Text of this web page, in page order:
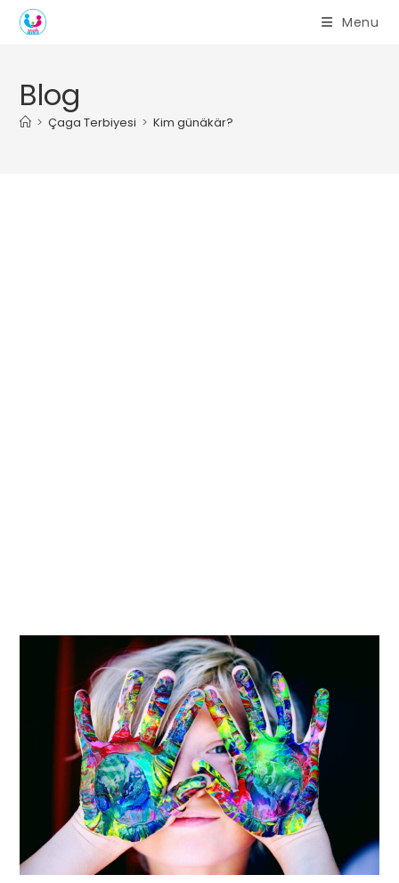
Skip
Menu
Blog
> Çaga Terbiyesi > Kim günäkär?